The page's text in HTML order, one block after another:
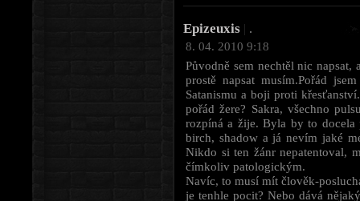
Epizeuxis | .
8. 04. 2010 9:18
Původně sem nechtěl nic
prostě napsat musím.Pořád
Satanismu a boji proti
pořád žere? Sakra, všechno
rozpíná a žije. Byla by to docela
birch, shadow a já nevím jaké
Nikdo si ten žánr nepatentoval,
čímkoliv patologickým.
Navíc, to musí mít člověk-
je tenhle pocit? Nebo dává